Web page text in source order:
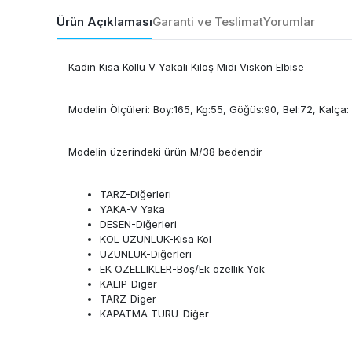
Ürün AçıklamasıGaranti ve TeslimatYorumlar
Kadın Kısa Kollu V Yakalı Kiloş Midi Viskon Elbise
Modelin Ölçüleri: Boy:165, Kg:55, Göğüs:90, Bel:72, Kalça:
Modelin üzerindeki ürün M/38 bedendir
TARZ-Diğerleri
YAKA-V Yaka
DESEN-Diğerleri
KOL UZUNLUK-Kısa Kol
UZUNLUK-Diğerleri
EK OZELLIKLER-Boş/Ek özellik Yok
KALIP-Diger
TARZ-Diger
KAPATMA TURU-Diğer